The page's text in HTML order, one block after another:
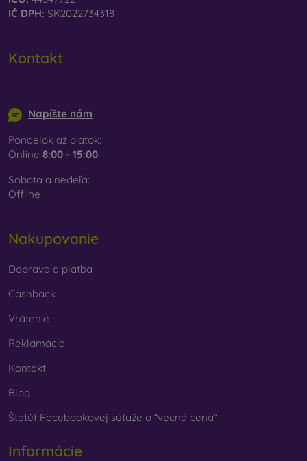
IČ DPH: SK2022734318
Kontakt
Napíšte nám
Pondelok až piatok:
Online 8:00 - 15:00
Sobota a nedeľa:
Offline
Nakupovanie
Doprava a platba
Cashback
Vrátenie
Reklamácia
Kontakt
Blog
Štatút Facebookovej súťaže o “vecná cena”
Informácie